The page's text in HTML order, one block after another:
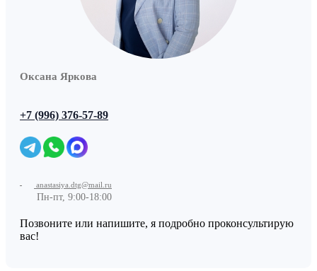
Оксана Яркова
+7 (996) 376-57-89
anastasiya.dtg@mail.ru
Пн-пт, 9:00-18:00
Позвоните или напишите, я подробно проконсультирую
вас!